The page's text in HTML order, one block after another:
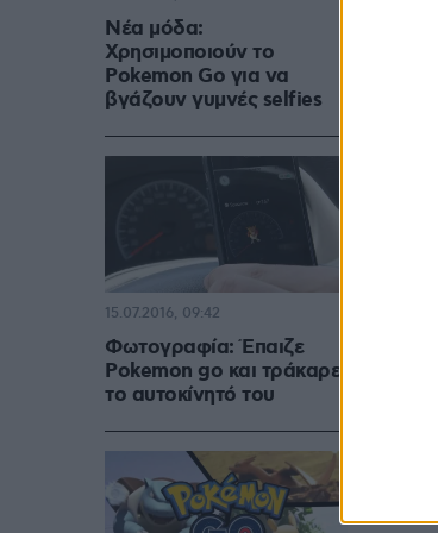
Νέα μόδα:
Χρησιμοποιούν το
Pokemon Go για να
βγάζουν γυμνές selfies
Φωτογραφία: Έπαιζε
Pokemon go και τράκαρε
το αυτοκίνητό του
15.07.2016, 09:42